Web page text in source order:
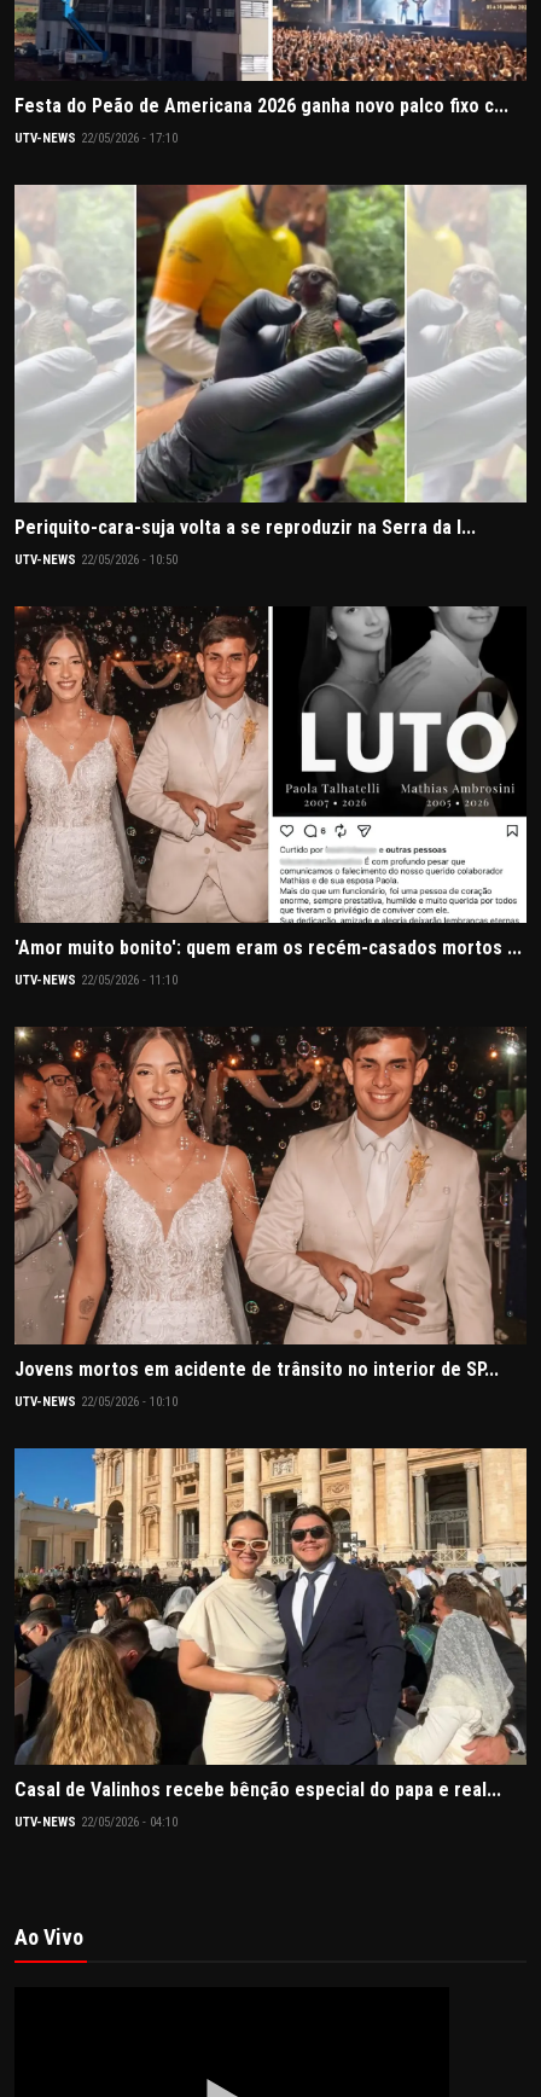
Festa do Peão de Americana 2026 ganha novo palco fixo c...
UTV-NEWS 22/05/2026 - 17:10
Periquito-cara-suja volta a se reproduzir na Serra da I...
UTV-NEWS 22/05/2026 - 10:50
'Amor muito bonito': quem eram os recém-casados mortos ...
UTV-NEWS 22/05/2026 - 11:10
Jovens mortos em acidente de trânsito no interior de SP...
UTV-NEWS 22/05/2026 - 10:10
Casal de Valinhos recebe bênção especial do papa e real...
UTV-NEWS 22/05/2026 - 04:10
Ao Vivo